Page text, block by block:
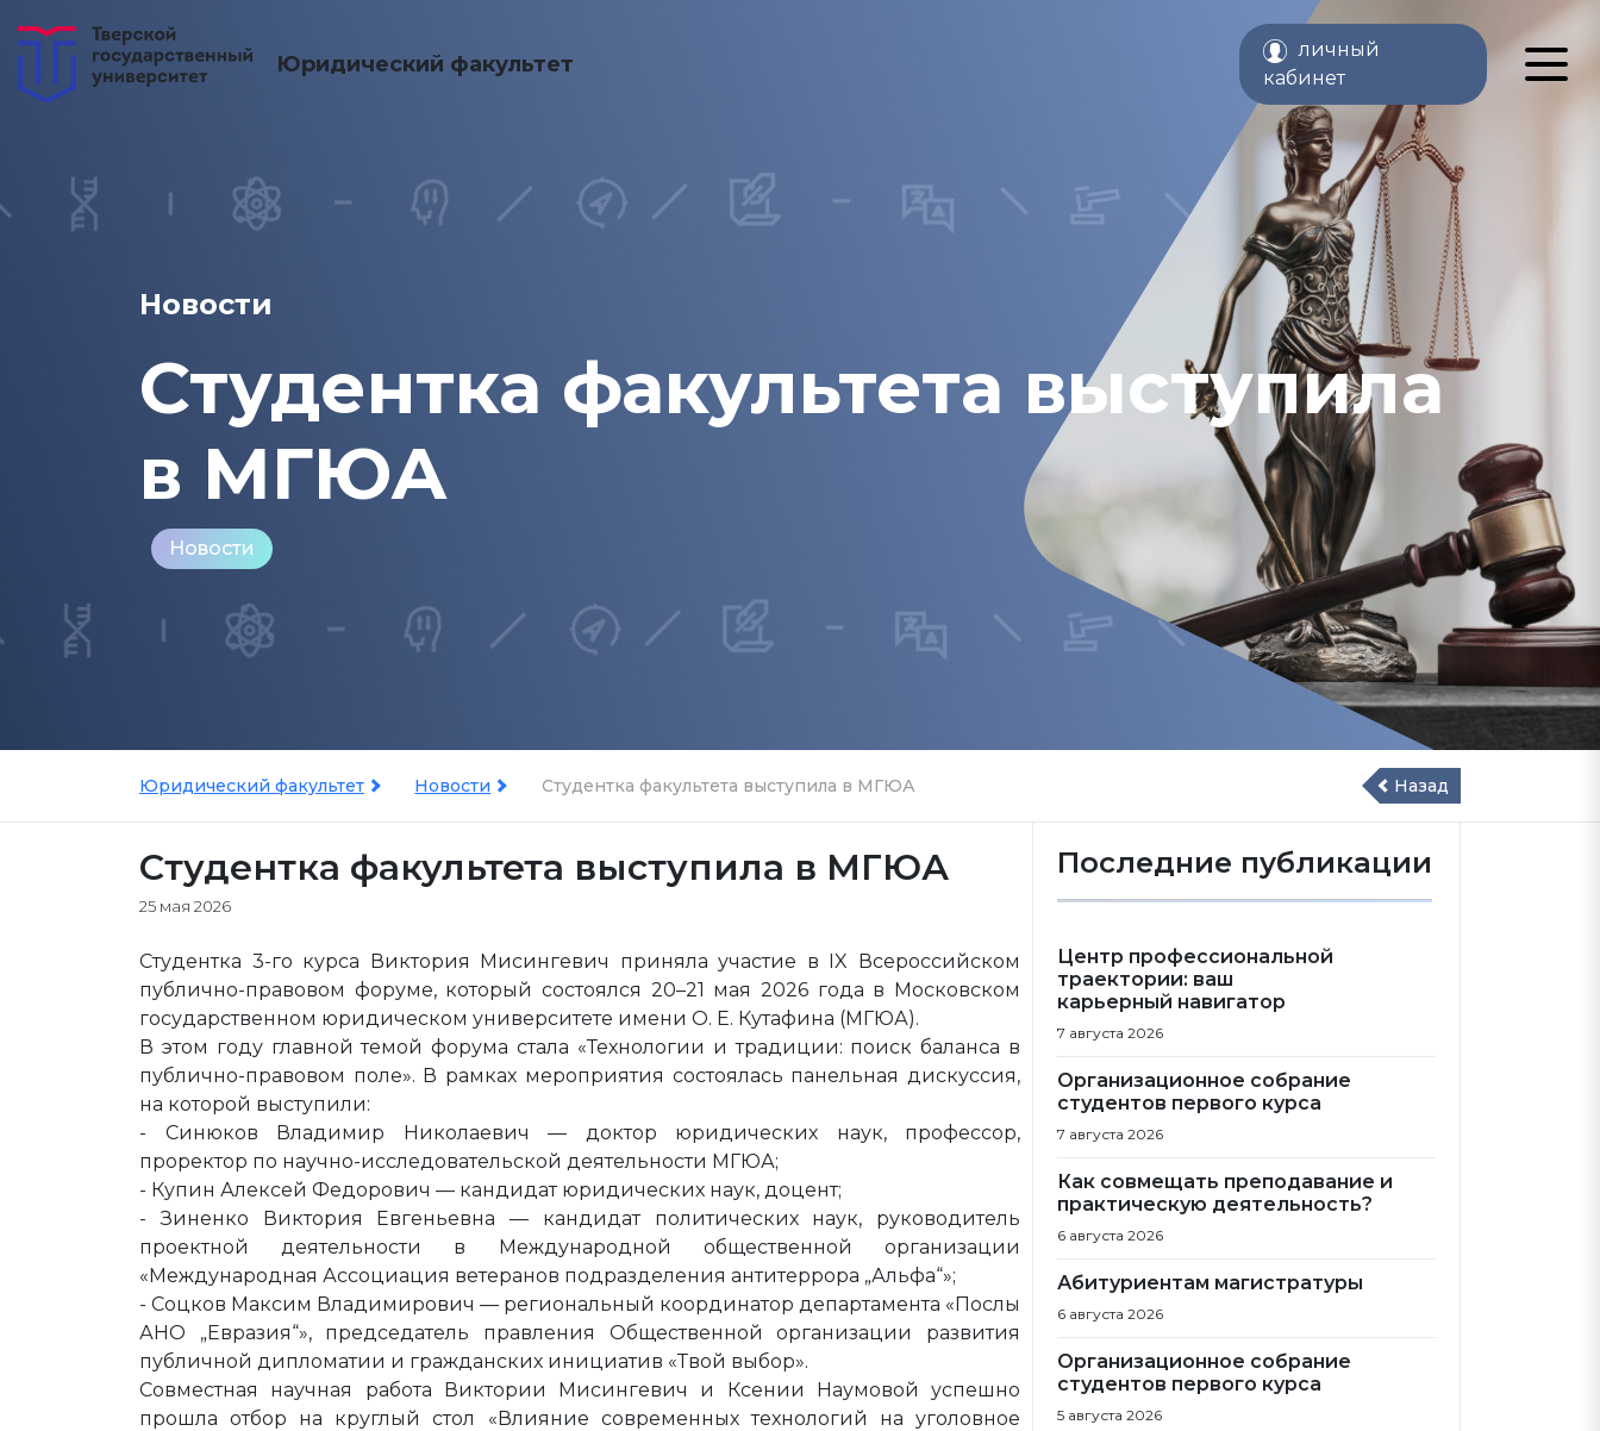
Юридический факультет
личный
кабинет
Новости
Студентка факультета выступила
в МГЮА
Новости
Юридический факультет Новости Студентка факультета выступила в МГЮА Назад
Студентка факультета выступила в МГЮА
25 мая 2026
Студентка 3-го курса Виктория Мисингевич приняла участие в IX Всероссийском
публично-правовом форуме, который состоялся 20–21 мая 2026 года в Московском
государственном юридическом университете имени О. Е. Кутафина (МГЮА).
В этом году главной темой форума стала «Технологии и традиции: поиск баланса в
публично-правовом поле». В рамках мероприятия состоялась панельная дискуссия,
на которой выступили:
- Синюков Владимир Николаевич — доктор юридических наук, профессор,
проректор по научно-исследовательской деятельности МГЮА;
- Купин Алексей Федорович — кандидат юридических наук, доцент;
- Зиненко Виктория Евгеньевна — кандидат политических наук, руководитель
проектной деятельности в Международной общественной организации
«Международная Ассоциация ветеранов подразделения антитеррора „Альфа“»;
- Соцков Максим Владимирович — региональный координатор департамента «Послы
АНО „Евразия“», председатель правления Общественной организации развития
публичной дипломатии и гражданских инициатив «Твой выбор».
Совместная научная работа Виктории Мисингевич и Ксении Наумовой успешно
прошла отбор на круглый стол «Влияние современных технологий на уголовное
Последние публикации
Центр профессиональной
траектории: ваш
карьерный навигатор
7 августа 2026
Организационное собрание
студентов первого курса
7 августа 2026
Как совмещать преподавание и
практическую деятельность?
6 августа 2026
Абитуриентам магистратуры
6 августа 2026
Организационное собрание
студентов первого курса
5 августа 2026